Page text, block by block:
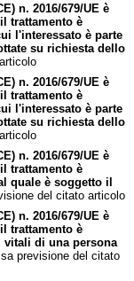
n. 2016/679/UE è
trattamento è
l'interessato è parte
su richiesta dello
n. 2016/679/UE è
trattamento è
l'interessato è parte
su richiesta dello
n. 2016/679/UE è
trattamento è
quale è soggetto il
del citato articolo
n. 2016/679/UE è
trattamento è
vitali di una persona
previsione del citato